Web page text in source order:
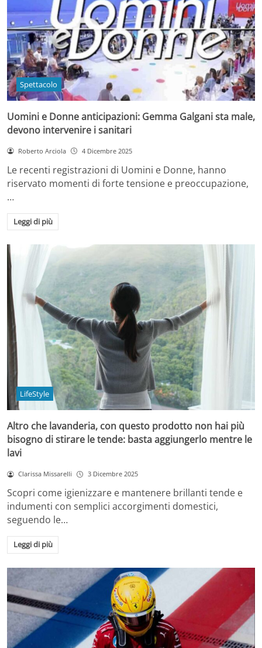
Spettacolo
Uomini e Donne anticipazioni: Gemma Galgani sta male,
devono intervenire i sanitari
Roberto Arciola 4 Dicembre 2025
Le recenti registrazioni di Uomini e Donne, hanno
riservato momenti di forte tensione e preoccupazione,
…
Leggi di più
LifeStyle
Altro che lavanderia, con questo prodotto non hai più
bisogno di stirare le tende: basta aggiungerlo mentre le
lavi
Clarissa Missarelli 3 Dicembre 2025
Scopri come igienizzare e mantenere brillanti tende e
indumenti con semplici accorgimenti domestici,
seguendo le…
Leggi di più